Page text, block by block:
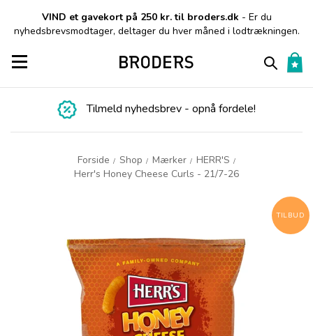
VIND et gavekort på 250 kr. til broders.dk - Er du
nyhedsbrevsmodtager, deltager du hver måned i lodtrækningen.
Toggle navigation
Tilmeld nyhedsbrev - opnå fordele!
Forside / Shop / Mærker / HERR'S /
Herr's Honey Cheese Curls - 21/7-26
TILBUD